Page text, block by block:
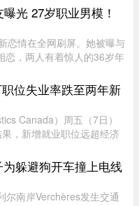
连声音都几乎一模一
的就是我 ...
光 27岁职业男模！
恋情在全网刷屏。她被曝与
恋，两人有着惊人的36岁年
琳却始终保持沉默，既不承
态度， ...
位失业率跌至两年新
Canada）周五（7日）
，新增就业职位远超经济
75,000个，远高于路透社
的15, ...
躲避狗开车撞上电线
尔南岸Verchères发生交通